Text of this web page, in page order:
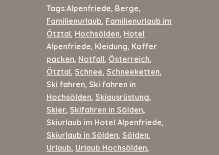
Tags:Alpenfriede, Berge,
Familienurlaub, Familienurlaub im
Ötztal, Hochsölden, Hotel
Alpenfriede, Kleidung, Koffer
packen, Notfall, Österreich,
Ötztal, Schnee, Schneeketten,
Ski fahren, Ski fahren in
Hochsölden, Skiausrüstung,
Skier, Skifahren in Sölden,
Skiurlaub im Hotel Alpenfriede,
Skiurlaub in Sölden, Sölden,
Urlaub, Urlaub Hochsölden,